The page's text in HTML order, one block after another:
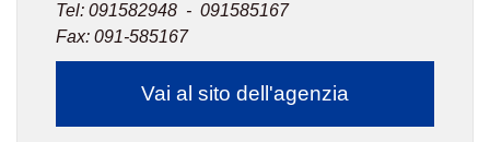
Tel: 091582948 - 091585167
Fax: 091-585167
Vai al sito dell'agenzia